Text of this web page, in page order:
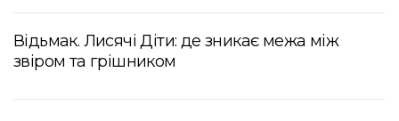
Відьмак. Лисячі Діти: де зникає межа між
звіром та грішником